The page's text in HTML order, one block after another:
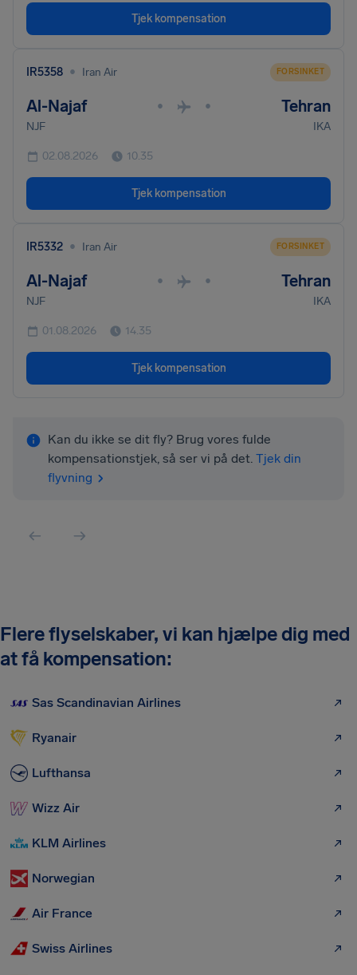
Tjek kompensation
IR5358 • Iran Air FORSINKET
Al-Najaf • • Tehran
NJF IKA
02.08.2026 10.35
Tjek kompensation
IR5332 • Iran Air FORSINKET
Al-Najaf • • Tehran
NJF IKA
01.08.2026 14.35
Tjek kompensation
Kan du ikke se dit fly? Brug vores fulde
kompensationstjek, så ser vi på det. Tjek din
flyvning
Flere flyselskaber, vi kan hjælpe dig med
at få kompensation:
Sas Scandinavian Airlines
Ryanair
Lufthansa
Wizz Air
KLM Airlines
Norwegian
Air France
Swiss Airlines